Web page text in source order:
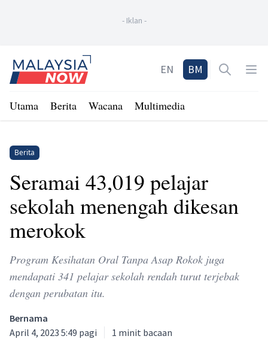
- Iklan -
Home
EN BM Open
Utama Berita Wacana Multimedia
Berita
Seramai 43,019 pelajar
sekolah menengah dikesan
merokok
Program Kesihatan Oral Tanpa Asap Rokok juga
mendapati 341 pelajar sekolah rendah turut terjebak
dengan perubatan itu.
Bernama
April 4, 2023 5:49 pagi
1 minit bacaan